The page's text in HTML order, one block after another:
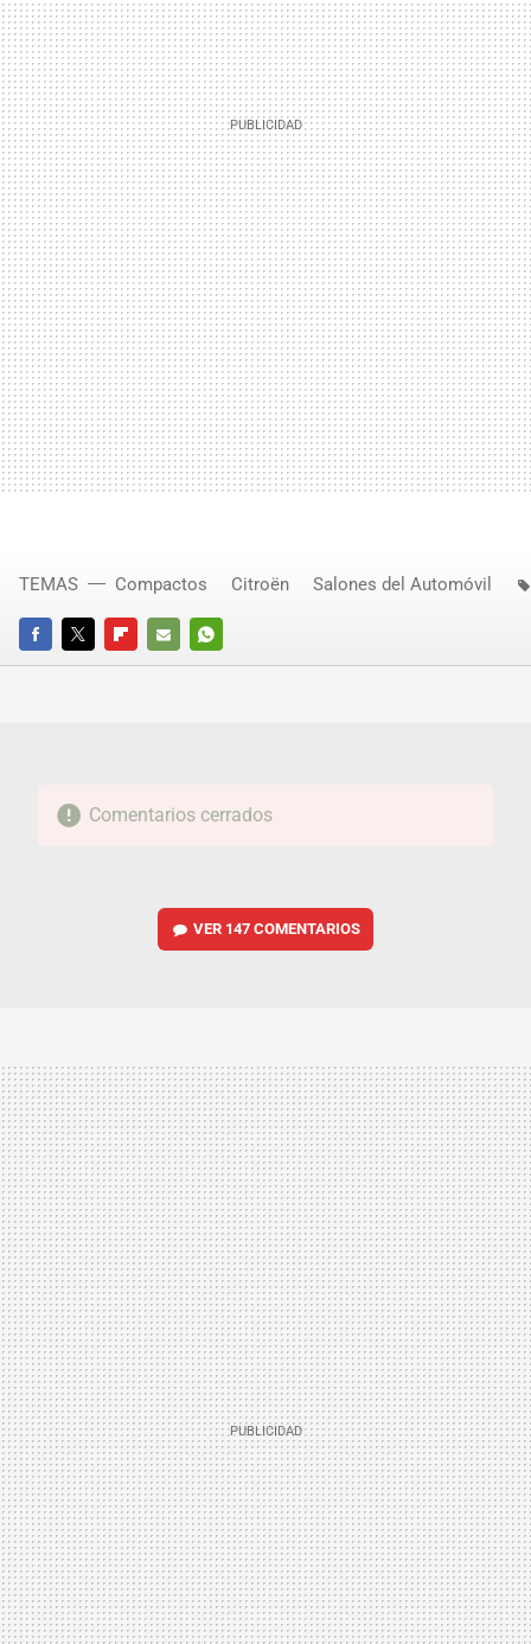
FACEBOOKTWITTERFLIPBOARD
E-
WHATSAPP
TEMAS Compactos Citroën Salones del Automóvil
Comentarios cerrados
VER 147 COMENTARIOS